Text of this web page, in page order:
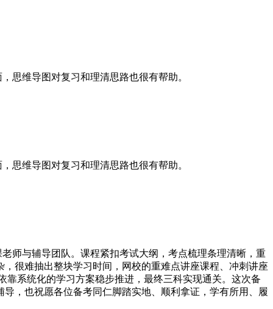
思维导图对复习和理清思路也很有帮助。
思维导图对复习和理清思路也很有帮助。
师与辅导团队。课程紧扣考试大纲，考点梳理条理清晰，重
很难抽出整块学习时间，网校的重难点讲座课程、冲刺讲座
系统化的学习方案稳步推进，最终三科实现通关。这次备
，也祝愿各位备考同仁脚踏实地、顺利拿证，学有所用、履